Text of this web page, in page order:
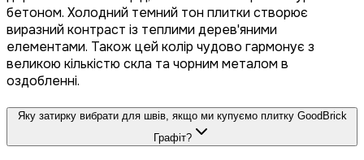
бетоном. Холодний темний тон плитки створює
виразний контраст із теплими дерев'яними
елементами. Також цей колір чудово гармонує з
великою кількістю скла та чорним металом в
оздобленні.
Яку затирку вибрати для швів, якщо ми купуємо плитку GoodBrick
Графіт?